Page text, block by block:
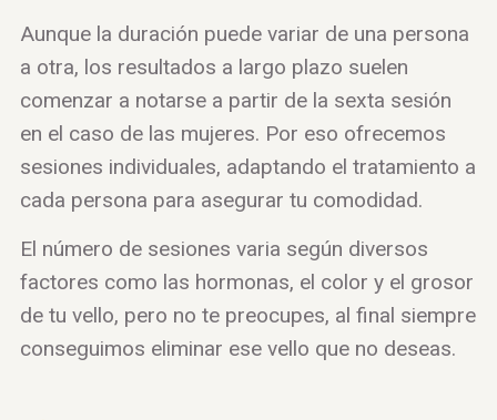
Aunque la duración puede variar de una persona
a otra, los resultados a largo plazo suelen
comenzar a notarse a partir de la sexta sesión
en el caso de las mujeres. Por eso ofrecemos
sesiones individuales, adaptando el tratamiento a
cada persona para asegurar tu comodidad.
El número de sesiones varia según diversos
factores como las hormonas, el color y el grosor
de tu vello, pero no te preocupes, al final siempre
conseguimos eliminar ese vello que no deseas.